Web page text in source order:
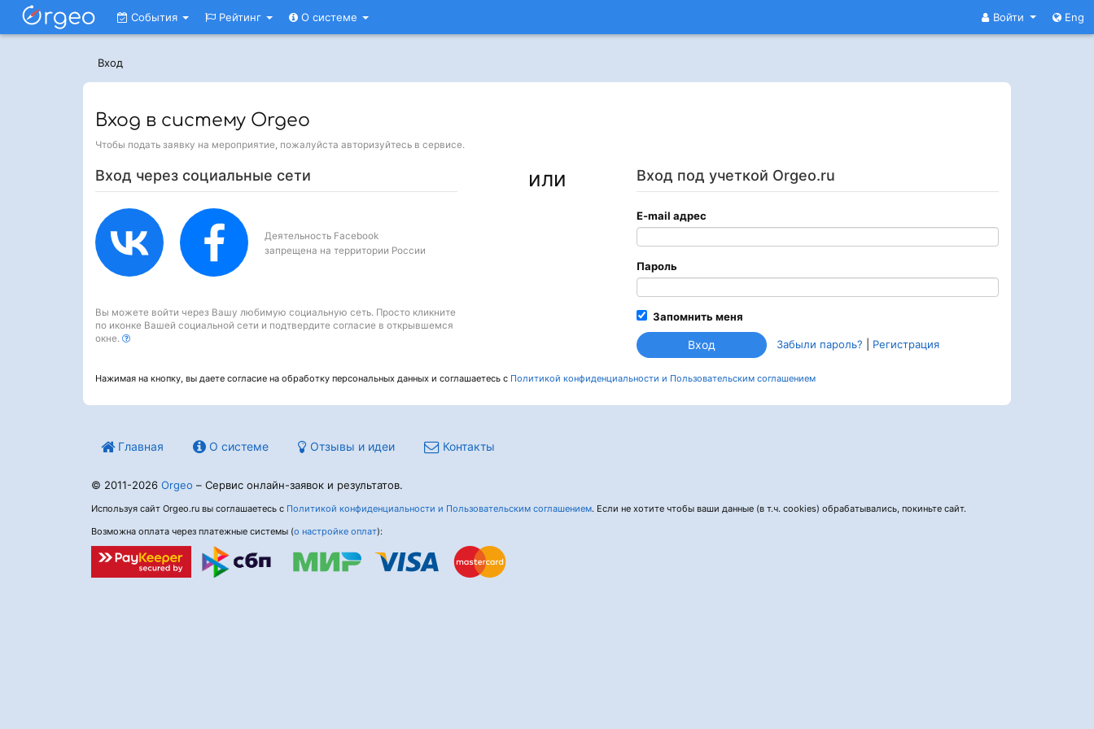
Войти Eng
События Рейтинг О системе
Вход
Вход в систему Orgeo
Чтобы подать заявку на мероприятие, пожалуйста авторизуйтесь в сервисе.
Вход через социальные сети
Деятельность Facebook
запрещена на территории России
Вы можете войти через Вашу любимую социальную сеть. Просто кликните
по иконке Вашей социальной сети и подтвердите согласие в открывшемся
окне.
или Вход под учеткой Orgeo.ru
E-mail адрес
Пароль
Запомнить меня
Забыли пароль? Регистрация
Нажимая на кнопку, вы даете согласие на обработку персональных данных и соглашаетесь c Политикой конфиденциальности и Пользовательским соглашением
Главная О системе Отзывы и идеи Контакты
© 2011-2026 Orgeo – Сервис онлайн-заявок и результатов.
Используя сайт Orgeo.ru вы соглашаетесь с Политикой конфиденциальности и Пользовательским соглашением. Если не хотите чтобы ваши данные (в т.ч. cookies) обрабатывались, покиньте сайт.
Возможна оплата через платежные системы (о настройке оплат):